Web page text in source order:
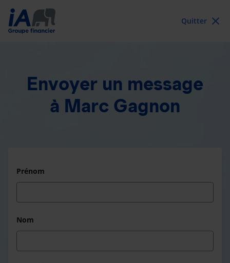
Quitter
Envoyer un message
à Marc Gagnon
Prénom
Nom